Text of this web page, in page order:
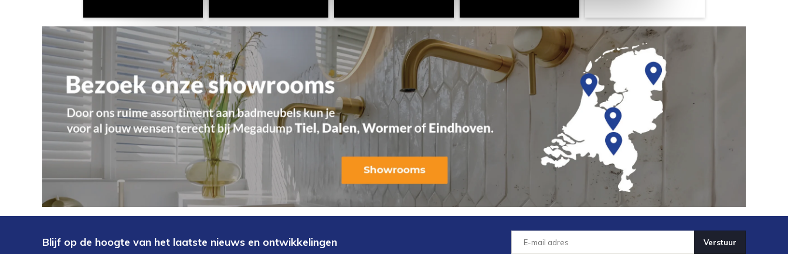
Blijf op de hoogte van het laatste nieuws en ontwikkelingen Verstuur